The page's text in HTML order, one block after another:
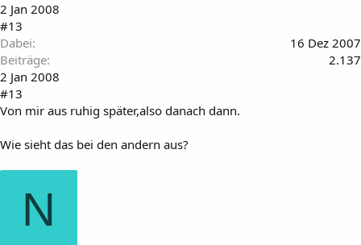
2 Jan 2008
#13
Dabei
16 Dez 2007
Beiträge
2.137
2 Jan 2008
#13
Von mir aus ruhig später,also danach dann.
Wie sieht das bei den andern aus?
N